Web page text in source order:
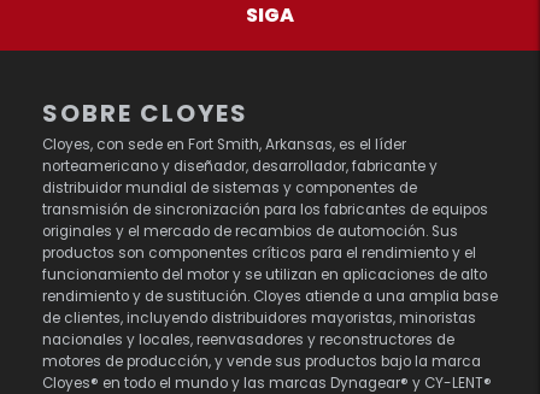
SIGA
SOBRE CLOYES
Cloyes, con sede en Fort Smith, Arkansas, es el líder
norteamericano y diseñador, desarrollador, fabricante y
distribuidor mundial de sistemas y componentes de
transmisión de sincronización para los fabricantes de equipos
originales y el mercado de recambios de automoción. Sus
productos son componentes críticos para el rendimiento y el
funcionamiento del motor y se utilizan en aplicaciones de alto
rendimiento y de sustitución. Cloyes atiende a una amplia base
de clientes, incluyendo distribuidores mayoristas, minoristas
nacionales y locales, reenvasadores y reconstructores de
motores de producción, y vende sus productos bajo la marca
Cloyes® en todo el mundo y las marcas Dynagear® y CY-LENT®